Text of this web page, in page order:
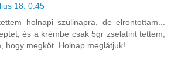
18. 0:45
holnapi szülinapra, de elrontottam...
és a krémbe csak 5gr zselatint tettem,
hogy megköt. Holnap meglátjuk!